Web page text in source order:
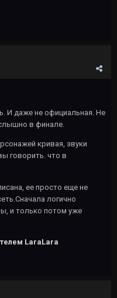
И даже не официальная. Не
в финале.
кривая, звуки
говорить. что в
ее просто еще не
логично
и только потом уже
LaraLara